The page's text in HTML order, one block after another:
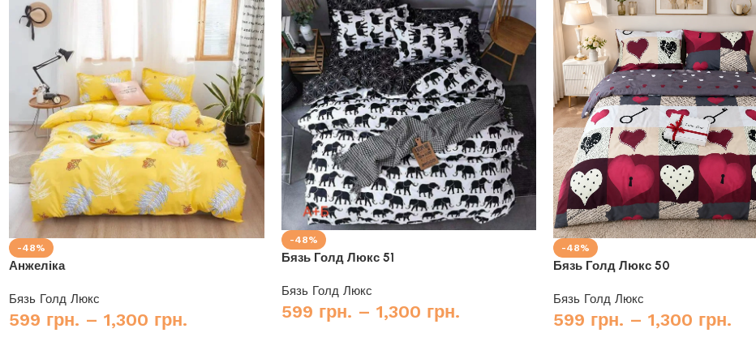
-48%
Анжеліка
Бязь Голд Люкс
599 грн. – 1,300 грн.
-48%
Бязь Голд Люкс 51
Бязь Голд Люкс
599 грн. – 1,300 грн.
-48%
Бязь Голд Люкс 50
Бязь Голд Люкс
599 грн. – 1,300 грн.